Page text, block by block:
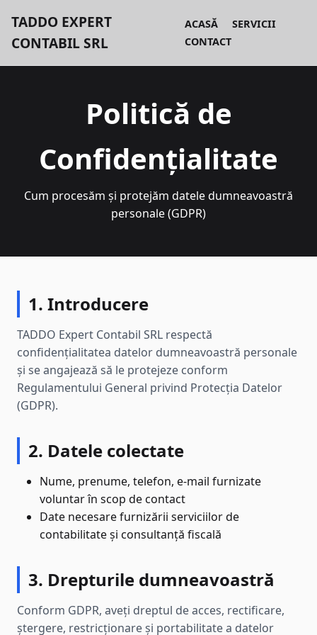
TADDO EXPERT
CONTABIL SRL
ACASĂ
SERVICII
CONTACT
Politică de
Confidențialitate
Cum procesăm și protejăm datele dumneavoastră
personale (GDPR)
1. Introducere
TADDO Expert Contabil SRL respectă
confidențialitatea datelor dumneavoastră personale
și se angajează să le protejeze conform
Regulamentului General privind Protecția Datelor
(GDPR).
2. Datele colectate
Nume, prenume, telefon, e-mail furnizate
voluntar în scop de contact
Date necesare furnizării serviciilor de
contabilitate și consultanță fiscală
3. Drepturile dumneavoastră
Conform GDPR, aveți dreptul de acces, rectificare,
ștergere, restricționare și portabilitate a datelor